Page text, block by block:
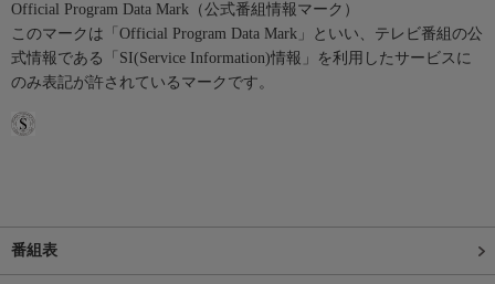
Official Program Data Mark（公式番組情報マーク）
このマークは「Official Program Data Mark」といい、テレビ番組の公
式情報である「SI(Service Information)情報」を利用したサービスに
のみ表記が許されているマークです。
番組表